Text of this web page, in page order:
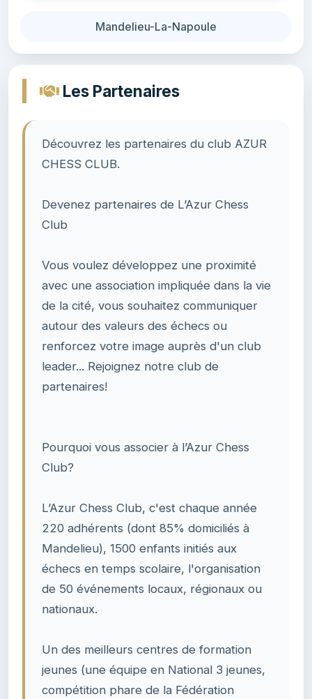
Mandelieu-La-Napoule
Les Partenaires
Découvrez les partenaires du club AZUR
CHESS CLUB.
Devenez partenaires de L’Azur Chess
Club
Vous voulez développez une proximité
avec une association impliquée dans la vie
de la cité, vous souhaitez communiquer
autour des valeurs des échecs ou
renforcez votre image auprès d'un club
leader... Rejoignez notre club de
partenaires!
Pourquoi vous associer à l’Azur Chess
Club?
L’Azur Chess Club, c'est chaque année
220 adhérents (dont 85% domiciliés à
Mandelieu), 1500 enfants initiés aux
échecs en temps scolaire, l'organisation
de 50 événements locaux, régionaux ou
nationaux.
Un des meilleurs centres de formation
jeunes (une équipe en National 3 jeunes,
compétition phare de la Fédération